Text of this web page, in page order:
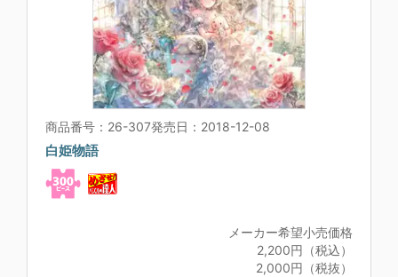
商品番号：26-307発売日：2018-12-08
白姫物語
メーカー希望小売価格
2,200円（税込）
2,000円（税抜）